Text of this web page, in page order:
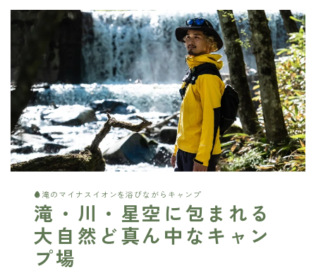
滝のマイナスイオンを浴びながらキャンプ
滝・川・星空に包まれる
大自然ど真ん中なキャン
プ場